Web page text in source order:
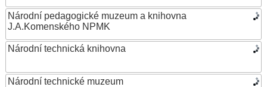
Národní pedagogické muzeum a knihovna
J.A.Komenského NPMK
Národní technická knihovna
Národní technické muzeum